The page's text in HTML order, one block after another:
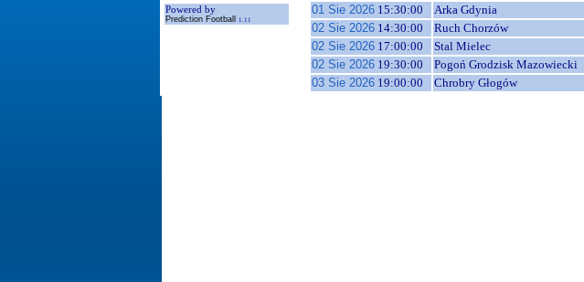
Powered by
Prediction Football 1.11
01 Sie 2026 15:30:00 Arka Gdynia
02 Sie 2026 14:30:00 Ruch Chorzów
02 Sie 2026 17:00:00 Stal Mielec
02 Sie 2026 19:30:00 Pogoń Grodzisk Mazowiecki
03 Sie 2026 19:00:00 Chrobry Głogów